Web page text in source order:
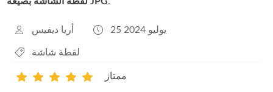
أريا ديفيس 25 يوليو 2024
لقطة شاشة
ممتاز